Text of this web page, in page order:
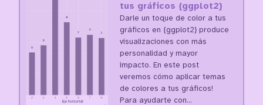
tus gráficos {ggplot2}
Darle un toque de color a tus
gráficos en {ggplot2} produce
visualizaciones con más
personalidad y mayor
impacto. En este post
veremos cómo aplicar temas
de colores a tus gráficos!
Para ayudarte con…